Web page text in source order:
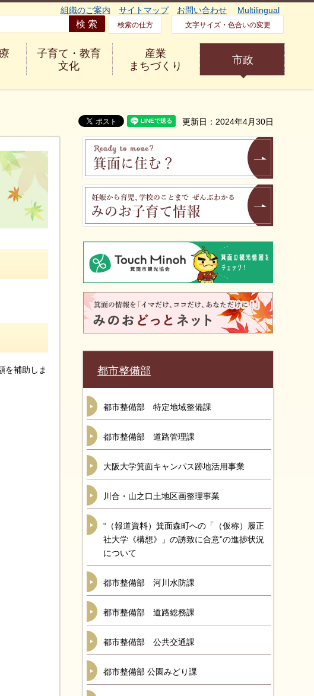
組織のご案内 サイトマップ お問い合わせ Multilingual
検索の仕方 文字サイズ・色合いの変更
子育て・教育
文化
産業
まちづくり
市政
更新日：2024年4月30日
を補助しま
都市整備部
都市整備部 特定地域整備課
都市整備部 道路管理課
大阪大学箕面キャンパス跡地活用事業
川合・山之口土地区画整理事業
“（報道資料）箕面森町への「（仮称）履正
社大学《構想》」の誘致に合意”の進捗状況
について
都市整備部 河川水防課
都市整備部 道路総務課
都市整備部 公共交通課
都市整備部 公園みどり課